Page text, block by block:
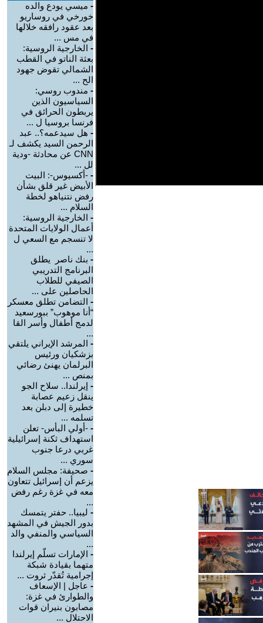
- ميسي يودع والده
خورخي في روساريو
بعد عقود رافقه خلالها
في مس ...
- الخارجية الروسية:
بعثة الناتو في القطب
الشمالي تقوض جهود
الح ...
- مندوب روسي:
السياسيون الذين
يربطون الحرائق في
فرنسا بروسيا ل ...
- هل سيدعمه؟.. عبد
الرحمن السيد يكشف لـ
CNN عن محادثة -ودية
لل ...
- -أكسيوس-: البيت
الأبيض غير قلق بشأن
رفض نتنياهو لخطة
السلام ...
- الخارجية الروسية:
أعمال الولايات المتحدة
لا تنسجم مع السعي ل
...
- بنك ناصر يطلق
البرنامج التدريبي
الصيفي للطلاب
الحاصلين على ...
- التضامن تطلق معسكر
“أنا موهوب” ببورسعيد
لدمج أطفال وأسر القا
...
- المرشد الإيراني يلتقي
بزشكيان ورئيس
البرلمان يهنئ رضائي
بمنص ...
- إيرلندا.. سلاح الجو
ينقل زعيم عصابة
خطيرة إلى دبلن بعد
تسلمه ...
- -أولي البأس- تعلن
استهداف ثكنة إسرائيلية
غربي درعا جنوب
سوري ...
- صحيفة: مجلس السلام
يزعم أن إسرائيل تتعاون
معه في غزة رغم رفض
...
- ليبيا.. حفتر يتمسك
بدور الجيش في المشهد
السياسي والمنفي والد
...
- الإمارات تسلّم إيرلندا
متهما بقيادة شبكة
إجرامية تُقدّر ثروت ...
- عاجل | الإسعاف
والطوارئ في غزة:
مصابون بنيران قوات
الاحتلال ...